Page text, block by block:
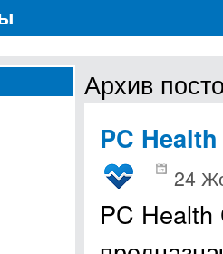
программ для Windows
Архив
PC
24
PC